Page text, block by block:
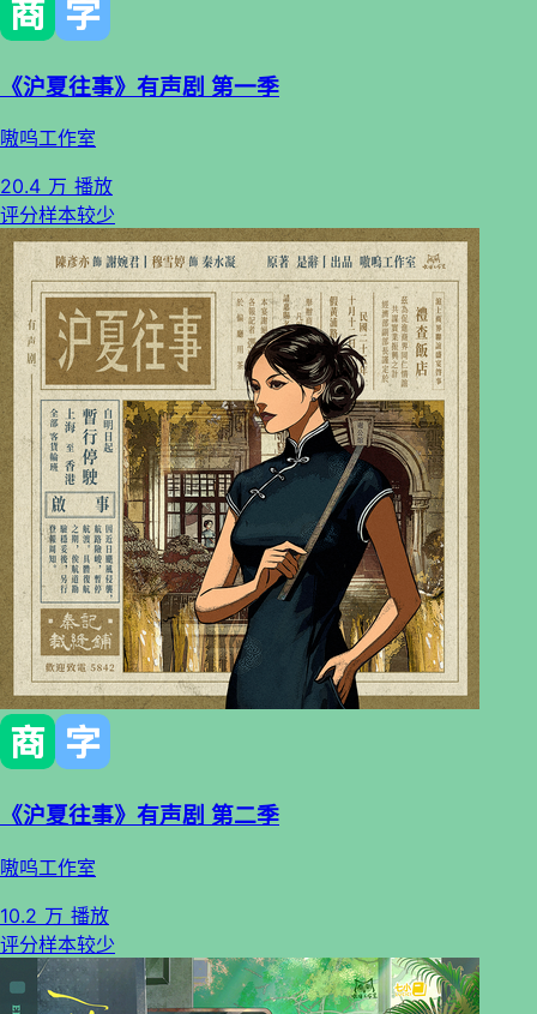
《沪夏往事》有声剧 第一季
嗷呜工作室
20.4 万 播放
评分样本较少
《沪夏往事》有声剧 第二季
嗷呜工作室
10.2 万 播放
评分样本较少